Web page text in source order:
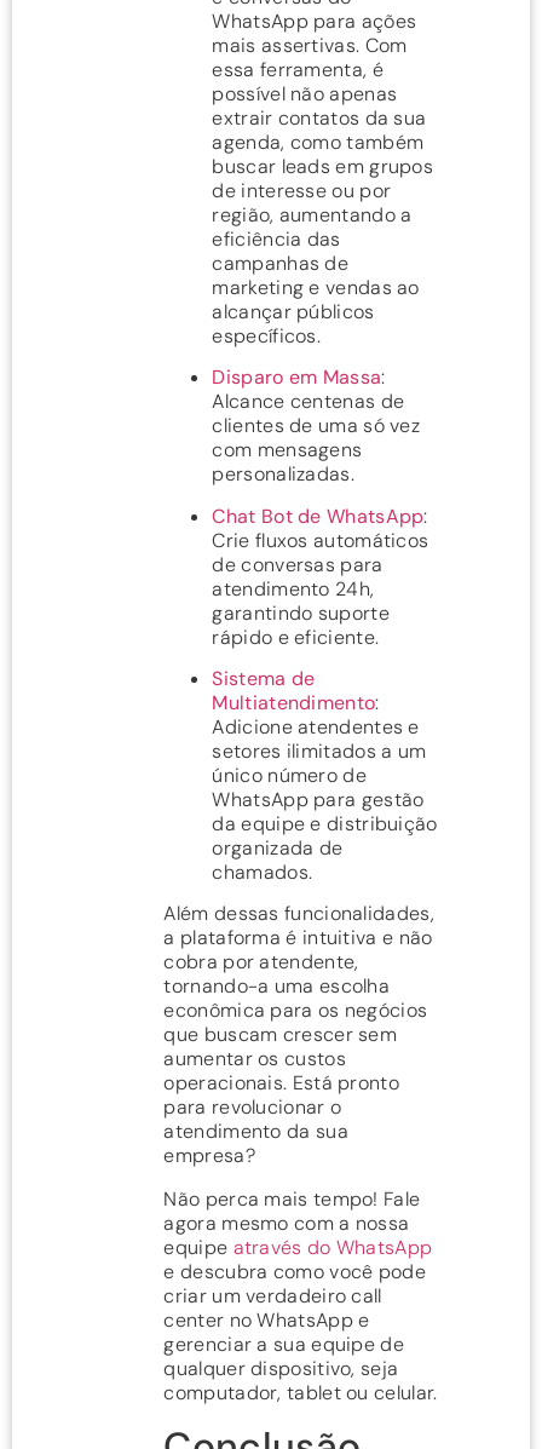
WhatsApp para ações
mais assertivas. Com
essa ferramenta, é
possível não apenas
extrair contatos da sua
agenda, como também
buscar leads em grupos
de interesse ou por
região, aumentando a
eficiência das
campanhas de
marketing e vendas ao
alcançar públicos
específicos.
Disparo em Massa:
Alcance centenas de
clientes de uma só vez
com mensagens
personalizadas.
Chat Bot de WhatsApp:
Crie fluxos automáticos
de conversas para
atendimento 24h,
garantindo suporte
rápido e eficiente.
Sistema de
Multiatendimento:
Adicione atendentes e
setores ilimitados a um
único número de
WhatsApp para gestão
da equipe e distribuição
organizada de
chamados.
Além dessas funcionalidades,
a plataforma é intuitiva e não
cobra por atendente,
tornando-a uma escolha
econômica para os negócios
que buscam crescer sem
aumentar os custos
operacionais. Está pronto
para revolucionar o
atendimento da sua
empresa?
Não perca mais tempo! Fale
agora mesmo com a nossa
equipe através do WhatsApp
e descubra como você pode
criar um verdadeiro call
center no WhatsApp e
gerenciar a sua equipe de
qualquer dispositivo, seja
computador, tablet ou celular.